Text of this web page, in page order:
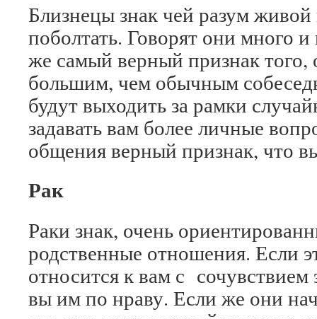
Близнецы знак чей разум
поболтать. Говорят они много
же самый верный признак того,
большим, чем обычным
будут выходить за рамки
задавать вам более личные
общения верный признак, что
Рак
Раки знак, очень
родственные отношения. Если
относится к вам с
вы им по нраву. Если же они